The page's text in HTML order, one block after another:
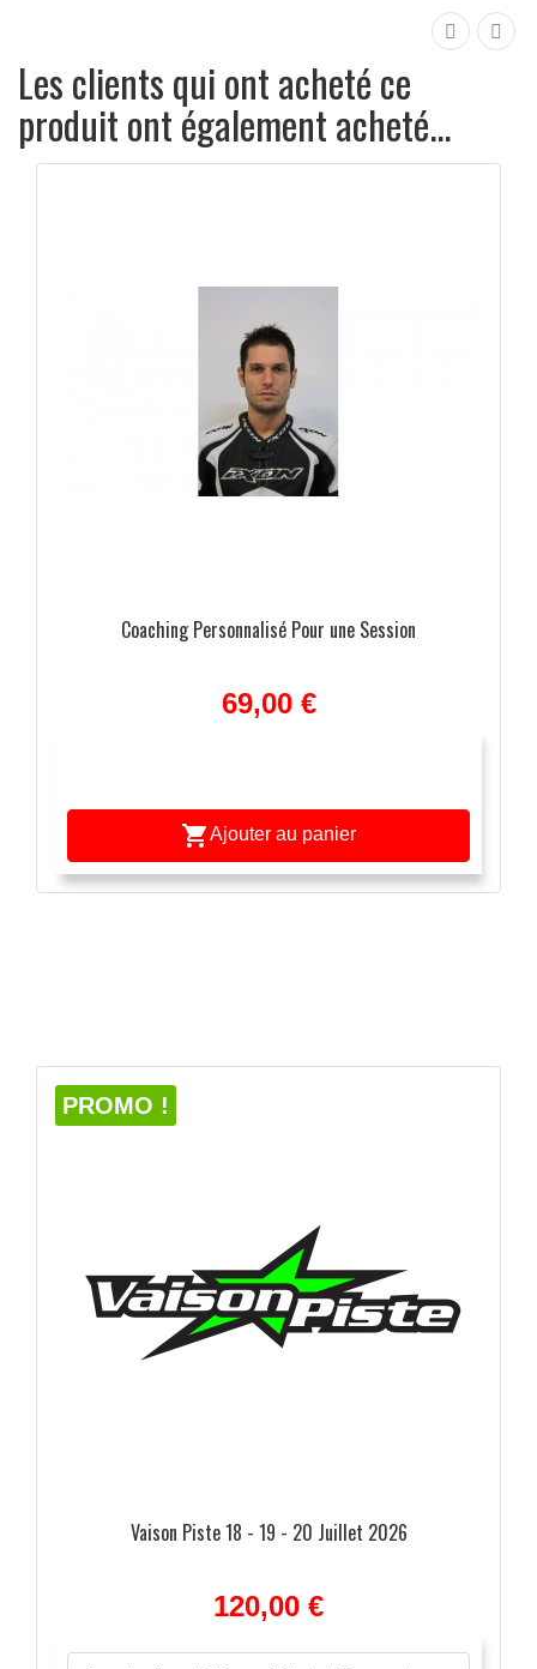
Les clients qui ont acheté ce
produit ont également acheté...
Coaching Personnalisé Pour une Session
69,00 €
Ajouter au panier
PROMO !
Vaison Piste 18 - 19 - 20 Juillet 2026
120,00 €